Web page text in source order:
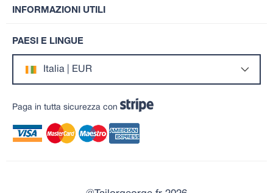
INFORMAZIONI UTILI
PAESI E LINGUE
Italia | EUR
Paga in tutta sicurezza con